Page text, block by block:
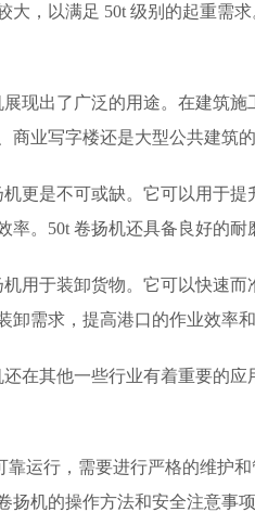
大，以满足 50t 级别的起重需
现出了广泛的用途。在建筑
商业写字楼还是大型公共建筑
更是不可或缺。它可以用于
率。50t 卷扬机还具备良好的
用于装卸货物。它可以快速
卸需求，提高港口的作业效率和
还在其他一些行业有着重要的
靠运行，需要进行严格的维护
扬机的操作方法和安全注意事